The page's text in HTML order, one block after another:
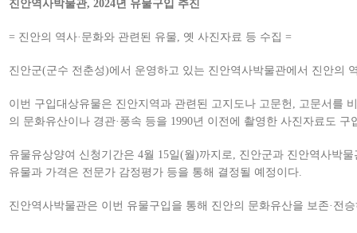
진안역사박물관, 2024년 유물구입 추진
= 진안의 역사·문화와 관련된 유물, 옛 사진자료 등 수집 =
진안군(군수 전춘성)에서 운영하고 있는 진안역사박물관에서 진안의
이번 구입대상유물은 진안지역과 관련된 고지도나 고문헌, 고문서를
의 문화유산이나 경관·풍속 등을 1990년 이전에 촬영한 사진자료도 구
유물유상양여 신청기간은 4월 15일(월)까지로, 진안군과 진안역사박
유물과 가격은 전문가 감정평가 등을 통해 결정될 예정이다.
진안역사박물관은 이번 유물구입을 통해 진안의 문화유산을 보존·전